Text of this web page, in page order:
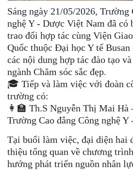
Sáng ngày 21/05/2026, Trường
nghệ Y - Dược Việt Nam đã có
trao đổi hợp tác cùng Viện
Quốc thuộc Đại học Y tế Busan
các nội dung hợp tác đào tạo
ngành Chăm sóc sắc đẹp.
🎓 Tiếp và làm việc với đoàn
trường có:
👩‍🏫 Th.S Nguyễn Thị Mai Hà
Trường Cao đẳng Công nghệ
Tại buổi làm việc, đại diện hai
thiệu tổng quan về chương
hướng phát triển nguồn nhân